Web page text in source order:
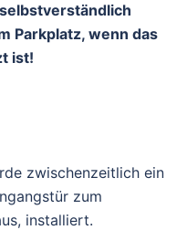
Parkplatz, wenn das
ist!
zwischenzeitlich ein
zum
installiert.